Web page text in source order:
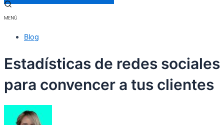
Blog
Estadísticas de redes sociales
para convencer a tus clientes